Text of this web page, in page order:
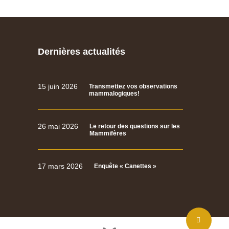
Dernières actualités
15 juin 2026
Transmettez vos observations
mammalogiques!
26 mai 2026
Le retour des questions sur les
Mammifères
17 mars 2026 Enquête « Canettes »